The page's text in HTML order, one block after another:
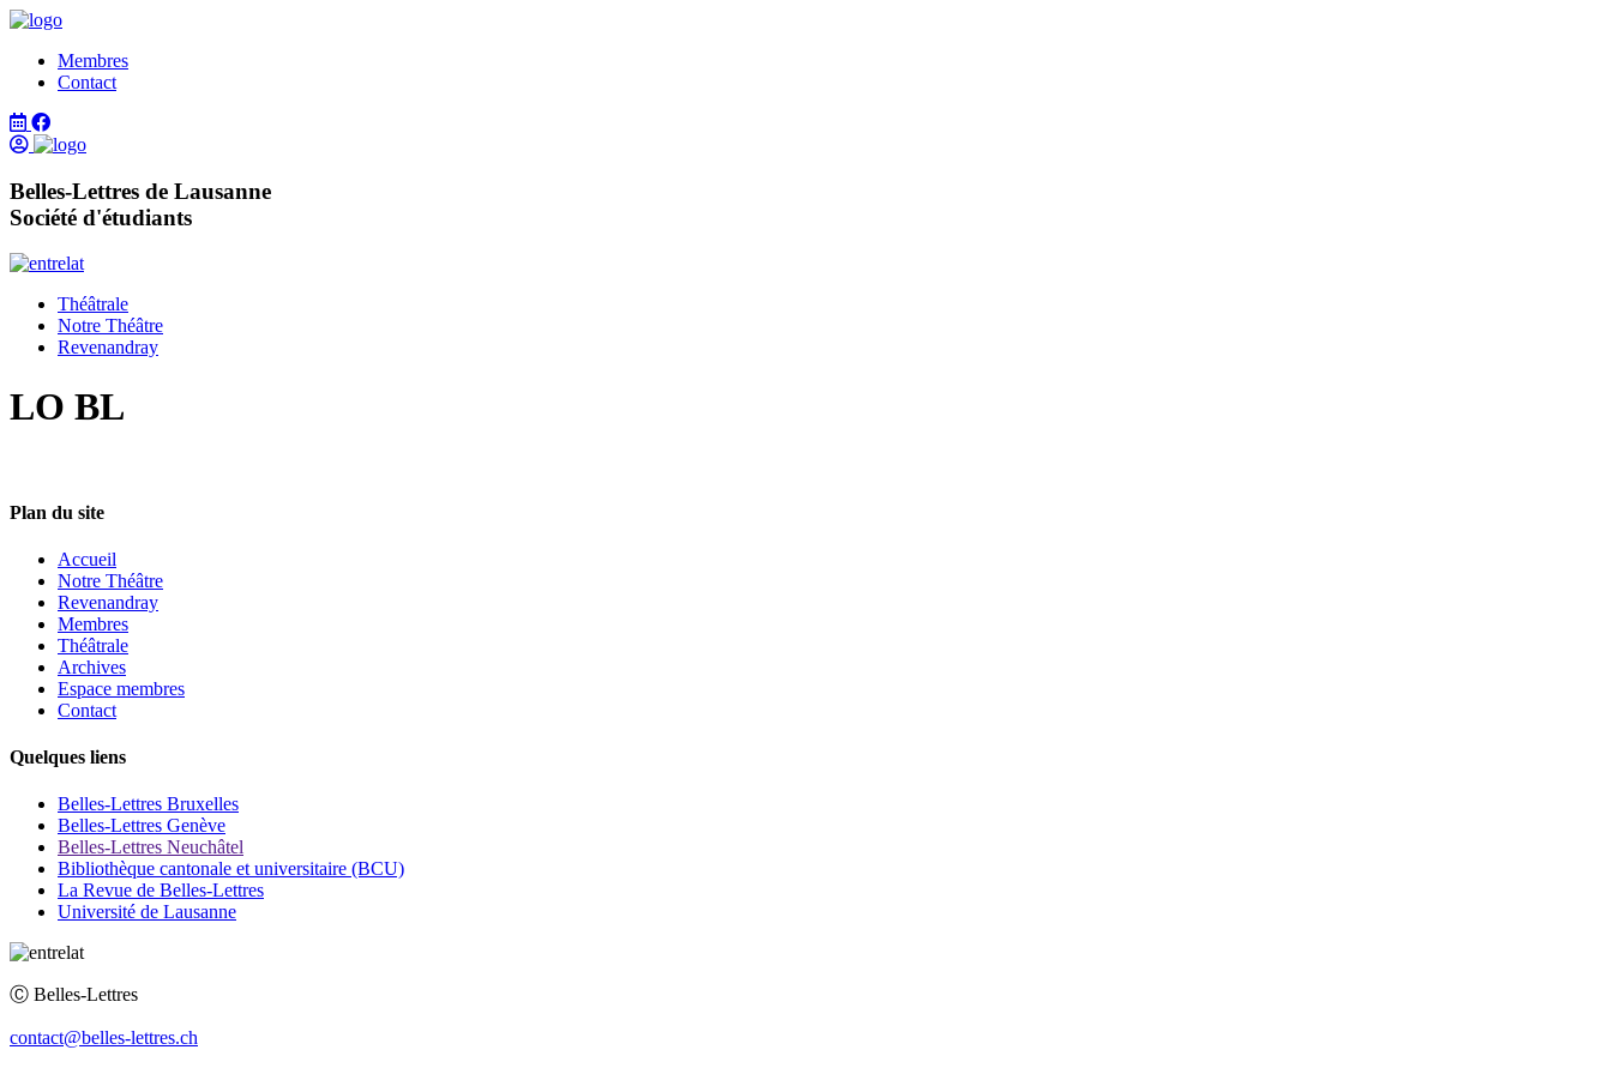
Membres
Contact
Belles-Lettres de Lausanne
Société d'étudiants
Théâtrale
Notre Théâtre
Revenandray
LO BL
Plan du site
Accueil
Notre Théâtre
Revenandray
Membres
Théâtrale
Archives
Espace membres
Contact
Quelques liens
Belles-Lettres Bruxelles
Belles-Lettres Genève
Belles-Lettres Neuchâtel
Bibliothèque cantonale et universitaire (BCU)
La Revue de Belles-Lettres
Université de Lausanne
Ⓒ Belles-Lettres
contact@belles-lettres.ch